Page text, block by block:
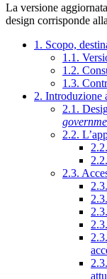
La versione
design corrisponde alla
1. Scopo,
1.1.
1.2.
1.3.
2. Introduzione
2.1.
2.2.
2.3.